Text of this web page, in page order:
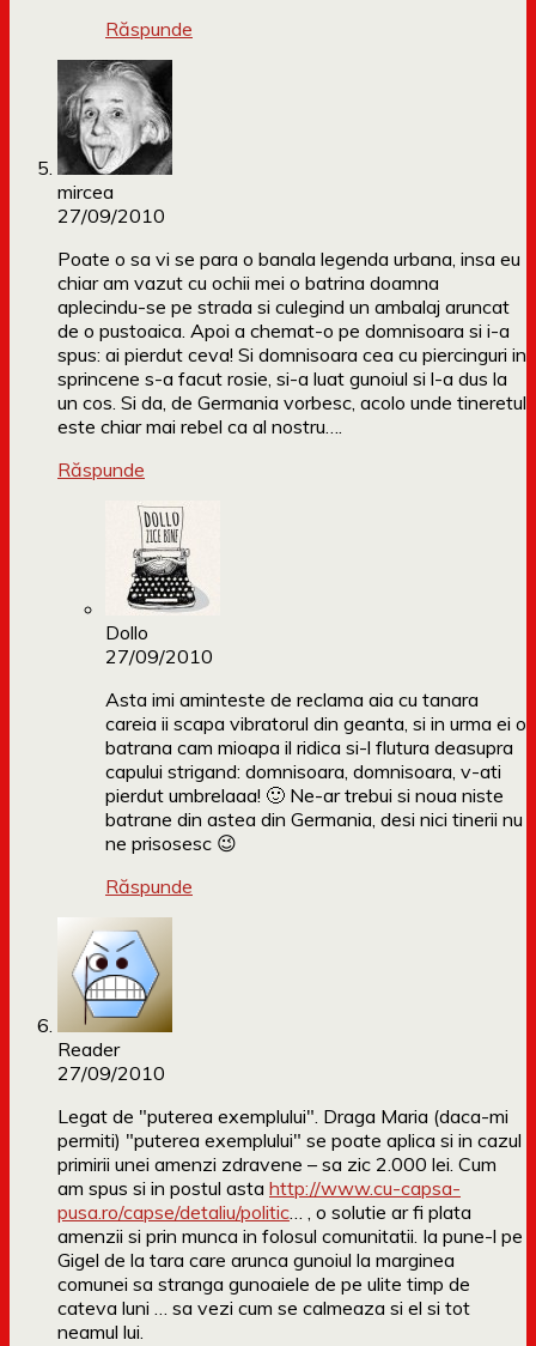
Răspunde
mircea
27/09/2010
Poate o sa vi se para o banala legenda urbana, insa eu
chiar am vazut cu ochii mei o batrina doamna
aplecindu-se pe strada si culegind un ambalaj aruncat
de o pustoaica. Apoi a chemat-o pe domnisoara si i-a
spus: ai pierdut ceva! Si domnisoara cea cu piercinguri in
sprincene s-a facut rosie, si-a luat gunoiul si l-a dus la
un cos. Si da, de Germania vorbesc, acolo unde tineretul
este chiar mai rebel ca al nostru….
Răspunde
Dollo
27/09/2010
Asta imi aminteste de reclama aia cu tanara
careia ii scapa vibratorul din geanta, si in urma ei o
batrana cam mioapa il ridica si-l flutura deasupra
capului strigand: domnisoara, domnisoara, v-ati
pierdut umbrelaaa! 🙂 Ne-ar trebui si noua niste
batrane din astea din Germania, desi nici tinerii nu
ne prisosesc 😉
Răspunde
Reader
27/09/2010
Legat de "puterea exemplului". Draga Maria (daca-mi
permiti) "puterea exemplului" se poate aplica si in cazul
primirii unei amenzi zdravene – sa zic 2.000 lei. Cum
am spus si in postul asta http://www.cu-capsa-
pusa.ro/capse/detaliu/politic… , o solutie ar fi plata
amenzii si prin munca in folosul comunitatii. Ia pune-l pe
Gigel de la tara care arunca gunoiul la marginea
comunei sa stranga gunoaiele de pe ulite timp de
cateva luni … sa vezi cum se calmeaza si el si tot
neamul lui.